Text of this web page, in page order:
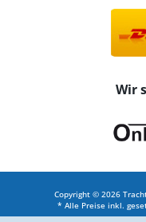
Wir
Copyright © 2026
* Alle Preise inkl.